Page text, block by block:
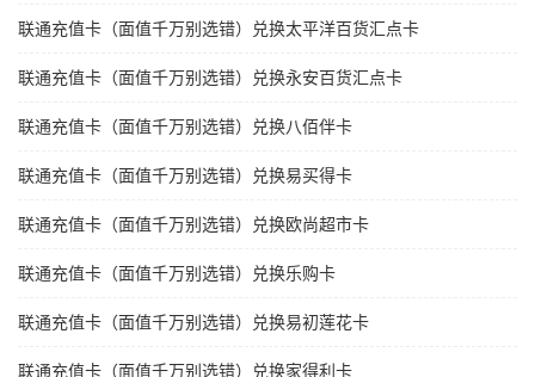
联通充值卡（面值千万别选错）兑换太平洋百货汇点卡
联通充值卡（面值千万别选错）兑换永安百货汇点卡
联通充值卡（面值千万别选错）兑换八佰伴卡
联通充值卡（面值千万别选错）兑换易买得卡
联通充值卡（面值千万别选错）兑换欧尚超市卡
联通充值卡（面值千万别选错）兑换乐购卡
联通充值卡（面值千万别选错）兑换易初莲花卡
联通充值卡（面值千万别选错）兑换家得利卡